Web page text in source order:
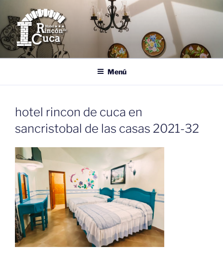
contenido
HOTEL RINCÓN DE CUCA
Tu Casa en San Cristóbal de las Casas, Chiapas.
Menú
hotel rincon de cuca en
sancristobal de las casas 2021-32